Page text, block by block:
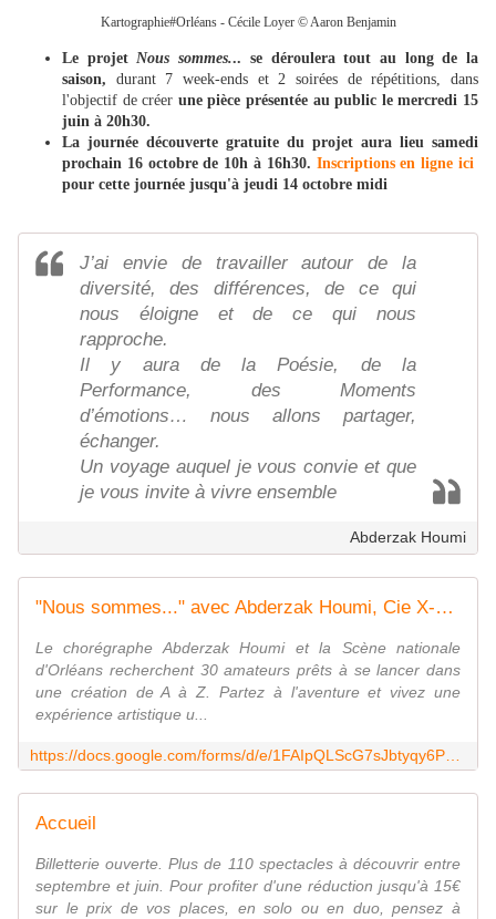
Kartographie#Orléans - Cécile Loyer © Aaron Benjamin
Le projetNous sommes... se déroulera tout au long de la
saison, durant 7 week-ends et 2 soirées de répétitions, dans
l'objectif de créer une pièce présentée au public le mercredi 15
juin à 20h30.
La journée découverte gratuite du projet aura lieu samedi
prochain 16 octobre de 10h à 16h30. Inscriptions en ligne ici
pour cette journée jusqu'à jeudi 14 octobre midi
J’ai envie de travailler autour de la
diversité, des différences, de ce qui
nous éloigne et de ce qui nous
rapproche.
Il y aura de la Poésie, de la
Performance, des Moments
d’émotions… nous allons partager,
échanger.
Un voyage auquel je vous convie et que
je vous invite à vivre ensemble
Abderzak Houmi
"Nous sommes..." avec Abderzak Houmi, Cie X-Press // Inscription à la journée découverte du samedi 16 octobre 2021 (10h à 16h30)
Le chorégraphe Abderzak Houmi et la Scène nationale
d'Orléans recherchent 30 amateurs prêts à se lancer dans
une création de A à Z. Partez à l'aventure et vivez une
expérience artistique u...
Accueil
Billetterie ouverte. Plus de 110 spectacles à découvrir entre
septembre et juin. Pour profiter d'une réduction jusqu'à 15€
sur le prix de vos places, en solo ou en duo, pensez à